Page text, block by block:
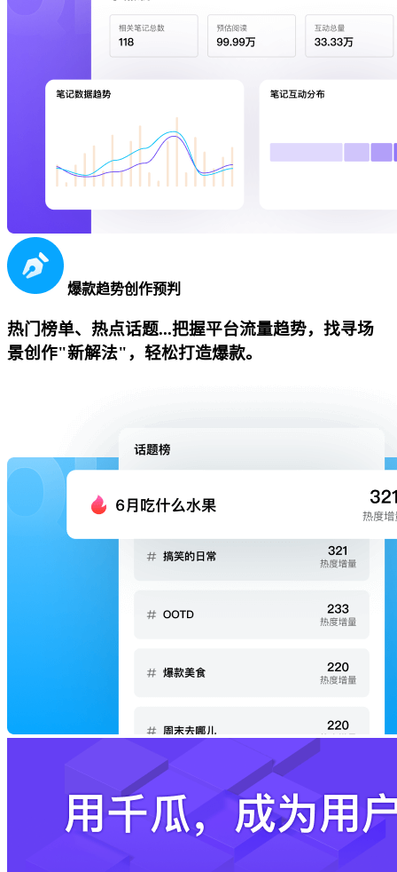
爆款趋势创作预判
热门榜单、热点话题...把握平台流量趋势，找寻场
景创作"新解法"，轻松打造爆款。